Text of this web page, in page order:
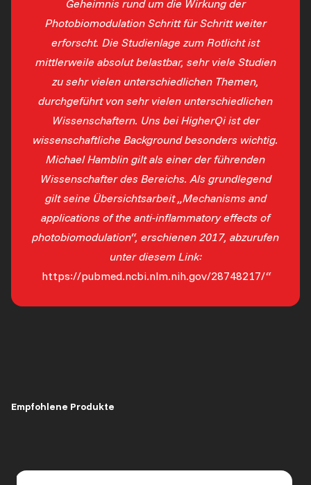
Geheimnis rund um die Wirkung der
Photobiomodulation Schritt für Schritt weiter
erforscht. Die Studienlage zum Rotlicht ist
mittlerweile absolut belastbar, sehr viele Studien
zu sehr vielen unterschiedlichen Themen,
durchgeführt von sehr vielen unterschiedlichen
Wissenschaftern. Uns bei HigherQi ist der
wissenschaftliche Background besonders wichtig.
Michael Hamblin gilt als einer der führenden
Wissenschafter des Bereichs. Als grundlegend
gilt seine Übersichtsarbeit „Mechanisms and
applications of the anti-inflammatory effects of
photobiomodulation“, erschienen 2017, abzurufen
unter diesem Link:
https://pubmed.ncbi.nlm.nih.gov/28748217/“
Empfohlene Produkte